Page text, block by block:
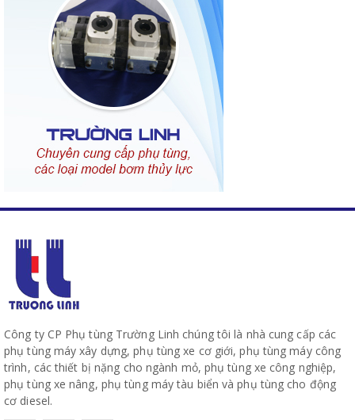
Công ty CP Phụ tùng Trường Linh chúng tôi là nhà cung cấp các
phụ tùng máy xây dựng, phụ tùng xe cơ giới, phụ tùng máy công
trình, các thiết bị nặng cho ngành mỏ, phụ tùng xe công nghiệp,
phụ tùng xe nâng, phụ tùng máy tàu biển và phụ tùng cho động
cơ diesel.